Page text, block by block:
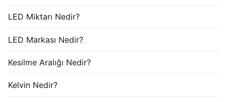
LED Miktarı Nedir?
LED Markası Nedir?
Kesilme Aralığı Nedir?
Kelvin Nedir?